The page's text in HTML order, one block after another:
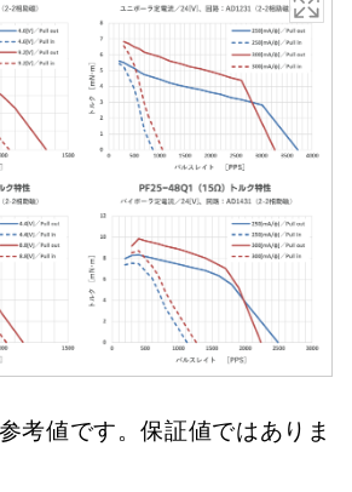
考値です。保証値ではありま